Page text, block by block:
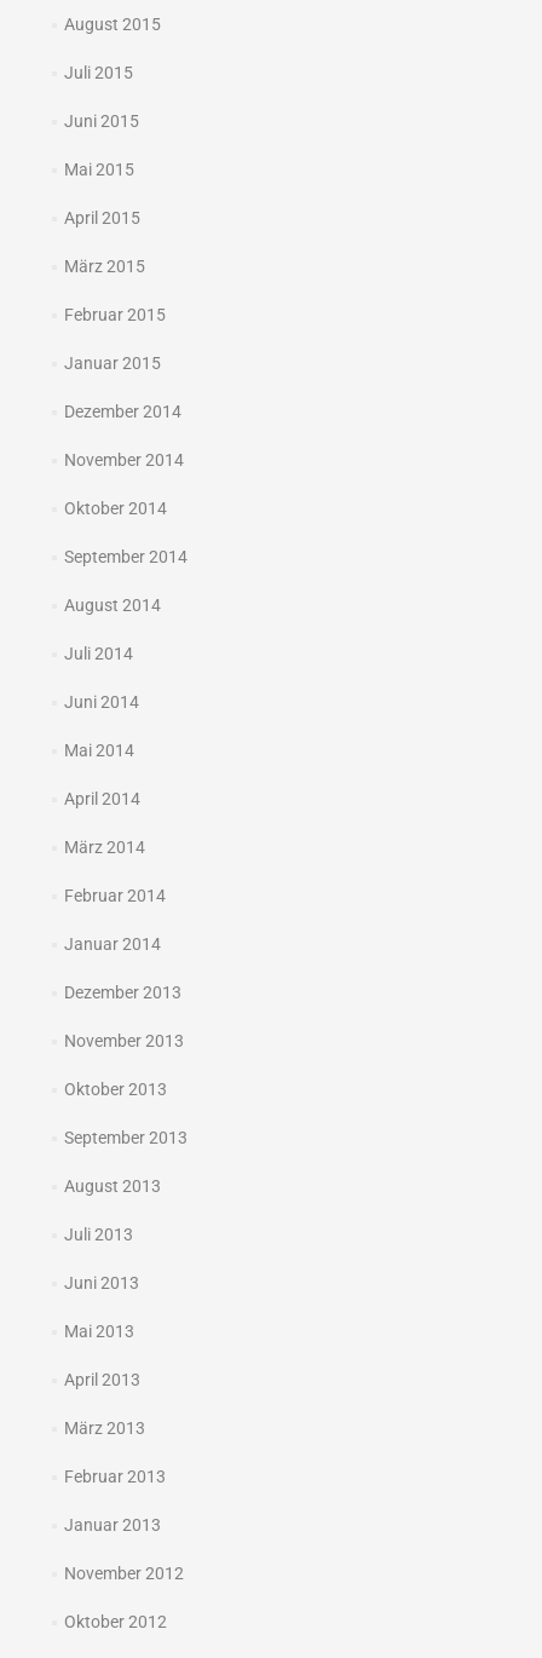
August 2015
Juli 2015
Juni 2015
Mai 2015
April 2015
März 2015
Februar 2015
Januar 2015
Dezember 2014
November 2014
Oktober 2014
September 2014
August 2014
Juli 2014
Juni 2014
Mai 2014
April 2014
März 2014
Februar 2014
Januar 2014
Dezember 2013
November 2013
Oktober 2013
September 2013
August 2013
Juli 2013
Juni 2013
Mai 2013
April 2013
März 2013
Februar 2013
Januar 2013
November 2012
Oktober 2012